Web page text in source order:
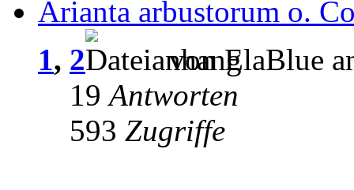
Arianta arbustorum o.
1, 2
von ElaBlue
19Antworten
593 Zugriffe